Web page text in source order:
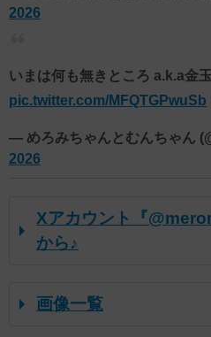
2026
いまは何も無きところ a.k.a金
pic.twitter.com/MFQTGPwuSb
— めろみちゃんとむんちゃん
2026
Xアカウント『
から♪
画像一覧